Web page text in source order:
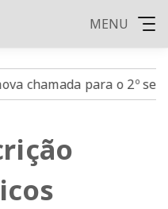
MENU
para o 2º semestre